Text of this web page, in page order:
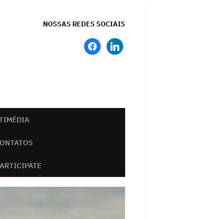
NOSSAS REDES SOCIAIS
facebooklinkedin